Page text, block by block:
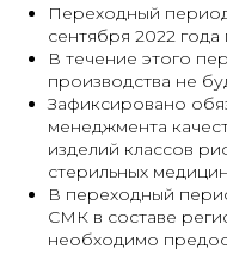
Переходный период
сентября 2022 года
В течение этого
производства не
Зафиксировано
менеджмента
изделий классов
стерильных
В переходный
СМК в составе
необходимо